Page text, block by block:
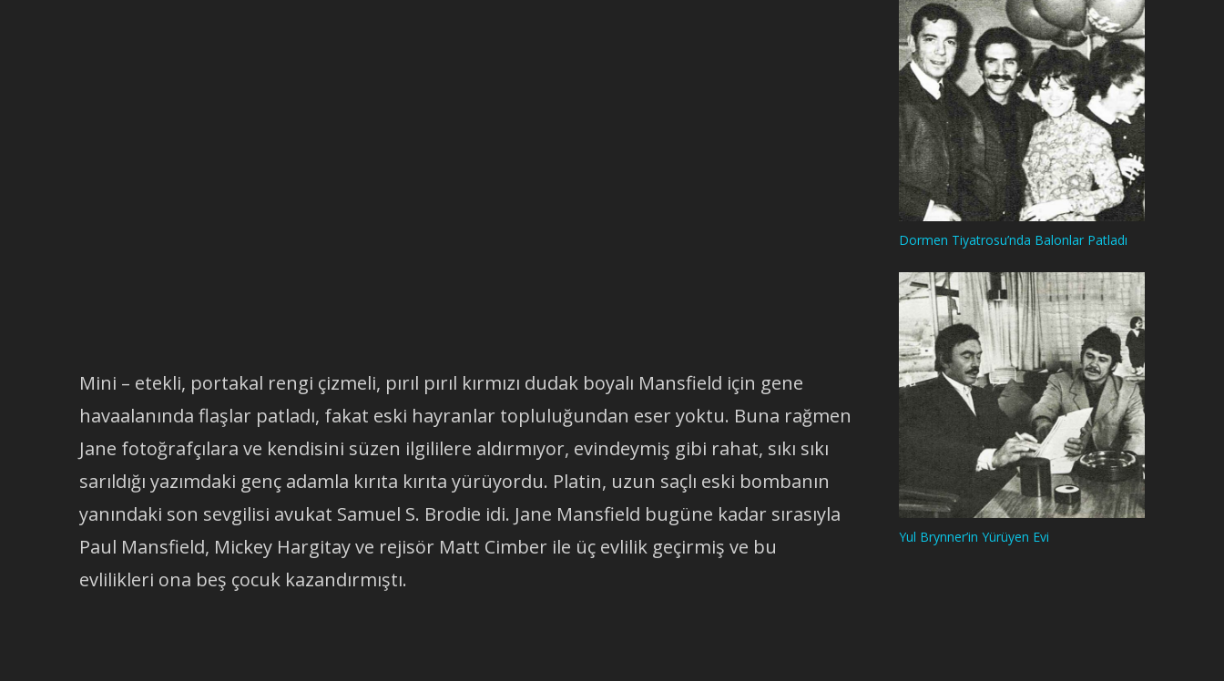
Mini – etekli, portakal rengi çizmeli, pırıl pırıl kırmızı dudak boyalı Mansfield için gene
havaalanında flaşlar patladı, fakat eski hayranlar topluluğundan eser yoktu. Buna rağmen
Jane fotoğrafçılara ve kendisini süzen ilgililere aldırmıyor, evindeymiş gibi rahat, sıkı sıkı
sarıldığı yazımdaki genç adamla kırıta kırıta yürüyordu. Platin, uzun saçlı eski bombanın
yanındaki son sevgilisi avukat Samuel S. Brodie idi. Jane Mansfield bugüne kadar sırasıyla
Paul Mansfield, Mickey Hargitay ve rejisör Matt Cimber ile üç evlilik geçirmiş ve bu
evlilikleri ona beş çocuk kazandırmıştı.
Dormen Tiyatrosu’nda Balonlar Patladı
Yul Brynner’in Yürüyen Evi